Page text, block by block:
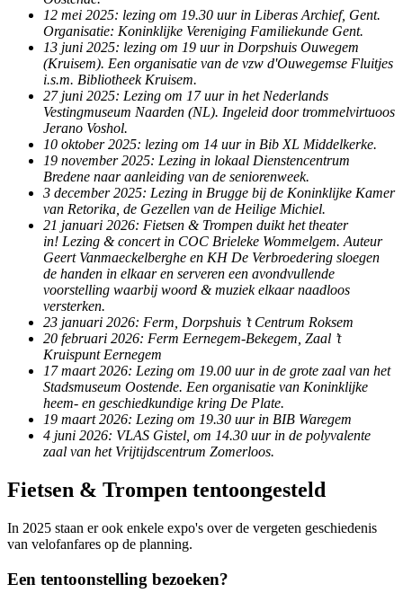
12 mei 2025: lezing om 19.30 uur in Liberas Archief, Gent.
Organisatie: Koninklijke Vereniging Familiekunde Gent.
13 juni 2025: lezing om 19 uur in Dorpshuis Ouwegem
(Kruisem). Een organisatie van de vzw d'Ouwegemse Fluitjes
i.s.m. Bibliotheek Kruisem.
27 juni 2025: Lezing om 17 uur in het Nederlands
Vestingmuseum Naarden (NL). Ingeleid door trommelvirtuoos
Jerano Voshol.
10 oktober 2025: lezing om 14 uur in Bib XL Middelkerke.
19 november 2025: Lezing in lokaal Dienstencentrum
Bredene naar aanleiding van de seniorenweek.
3 december 2025: Lezing in Brugge bij de Koninklijke Kamer
van Retorika, de Gezellen van de Heilige Michiel.
21 januari 2026: Fietsen & Trompen duikt het theater
in! Lezing & concert in COC Brieleke Wommelgem. Auteur
Geert Vanmaeckelberghe en KH De Verbroedering sloegen
de handen in elkaar en serveren een avondvullende
voorstelling waarbij woord & muziek elkaar naadloos
versterken.
23 januari 2026: Ferm, Dorpshuis ’t Centrum Roksem
20 februari 2026: Ferm Eernegem-Bekegem, Zaal ’t
Kruispunt Eernegem
17 maart 2026: Lezing om 19.00 uur in de grote zaal van het
Stadsmuseum Oostende. Een organisatie van Koninklijke
heem- en geschiedkundige kring De Plate.
19 maart 2026: Lezing om 19.30 uur in BIB Waregem
4 juni 2026: VLAS Gistel, om 14.30 uur in de polyvalente
zaal van het Vrijtijdscentrum Zomerloos.
Fietsen & Trompen tentoongesteld
In 2025 staan er ook enkele expo's over de vergeten geschiedenis
van velofanfares op de planning.
Een tentoonstelling bezoeken?